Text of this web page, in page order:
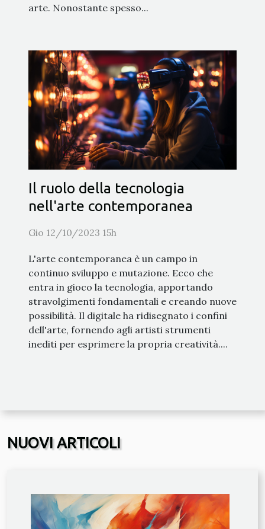
arte. Nonostante spesso...
Il ruolo della tecnologia
nell'arte contemporanea
Gio 12/10/2023 15h
L'arte contemporanea è un campo in
continuo sviluppo e mutazione. Ecco che
entra in gioco la tecnologia, apportando
stravolgimenti fondamentali e creando nuove
possibilità. Il digitale ha ridisegnato i confini
dell'arte, fornendo agli artisti strumenti
inediti per esprimere la propria creatività....
NUOVI ARTICOLI